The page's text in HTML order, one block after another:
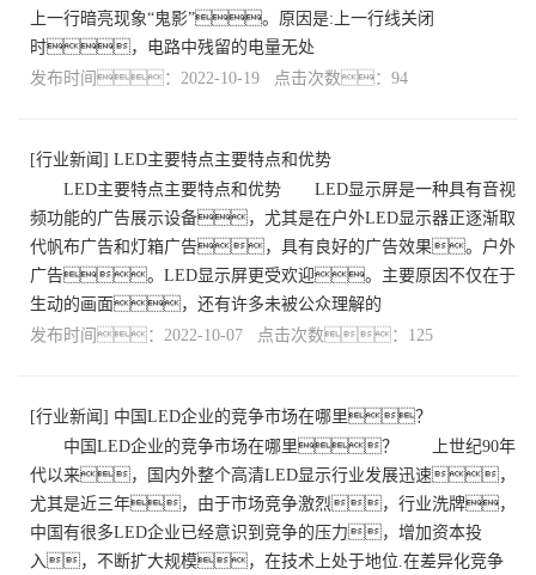
上一行暗亮现象“鬼影”。原因是:上一行线关闭
时，电路中残留的电量无处
发布时间：2022-10-19 点击次数：94
[行业新闻 ] LED主要特点主要特点和优势
LED主要特点主要特点和优势 LED显示屏是一种具有音视
频功能的广告展示设备，尤其是在户外LED显示器正逐渐取
代帆布广告和灯箱广告，具有良好的广告效果。户外
广告。LED显示屏更受欢迎。主要原因不仅在于
生动的画面，还有许多未被公众理解的
发布时间：2022-10-07 点击次数：125
[行业新闻 ] 中国LED企业的竞争市场在哪里？
中国LED企业的竞争市场在哪里？ 上世纪90年
代以来，国内外整个高清LED显示行业发展迅速，
尤其是近三年，由于市场竞争激烈，行业洗牌，
中国有很多LED企业已经意识到竞争的压力，增加资本投
入，不断扩大规模，在技术上处于地位.在差异化竞争